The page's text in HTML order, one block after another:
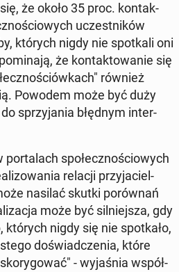
że około 35 proc. kon­tak­
uczest­ni­ków
których nigdy nie spo­tka­li oni
że kon­tak­to­wa­nie się
również
Powodem może być duży
sprzy­ja­nia błędnym in­ter­
por­ta­lach spo­łecz­no­ścio­wych
relacji przy­ja­ciel­
nasilać skutki po­rów­nań
może być sil­niej­sza, gdy
nigdy się nie spo­tka­ło,
do­świad­cze­nia, które
- wy­ja­śnia współ­